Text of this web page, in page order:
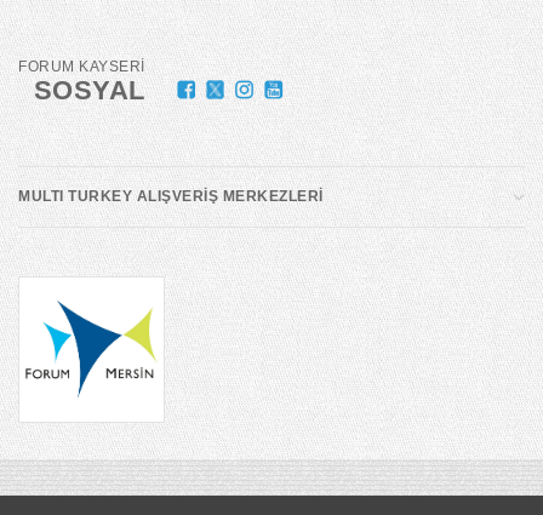
FORUM KAYSERİ
SOSYAL
MULTI TURKEY ALIŞVERİŞ MERKEZLERİ